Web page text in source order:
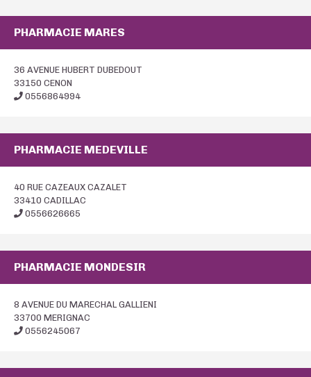
PHARMACIE MARES
36 AVENUE HUBERT DUBEDOUT
33150 CENON
0556864994
PHARMACIE MEDEVILLE
40 RUE CAZEAUX CAZALET
33410 CADILLAC
0556626665
PHARMACIE MONDESIR
8 AVENUE DU MARECHAL GALLIENI
33700 MERIGNAC
0556245067